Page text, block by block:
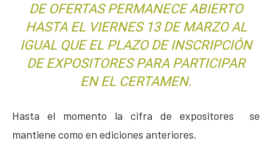
DE OFERTAS PERMANECE ABIERTO
HASTA EL VIERNES 13 DE MARZO AL
IGUAL QUE EL PLAZO DE INSCRIPCIÓN
DE EXPOSITORES PARA PARTICIPAR
EN EL CERTAMEN.
Hasta el momento la cifra de expositores se
mantiene como en ediciones anteriores.